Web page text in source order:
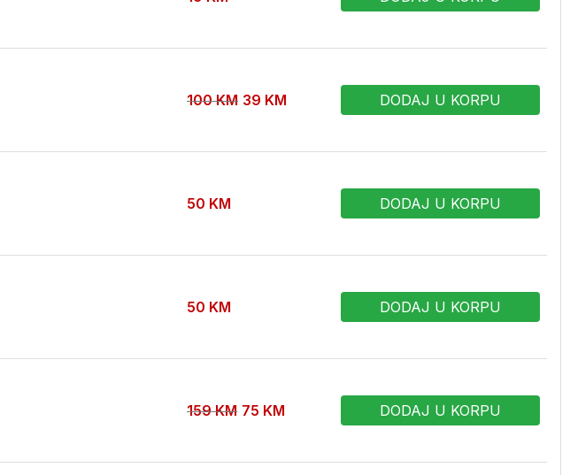
100KM 39 KM DODAJ U KORPU
50 KM DODAJ U KORPU
50 KM DODAJ U KORPU
159KM 75 KM DODAJ U KORPU